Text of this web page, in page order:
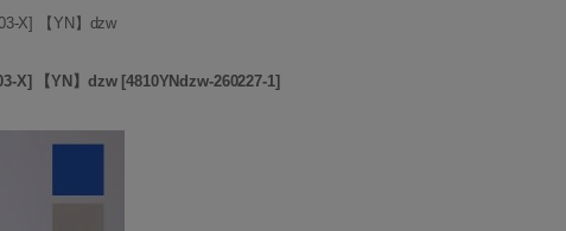
X] 【YN】dzw
X] 【YN】dzw [4810YNdzw-260227-1]